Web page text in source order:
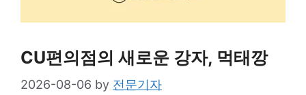
CU편의점의 새로운 강자, 먹태깡
2026-08-06 by 전문기자